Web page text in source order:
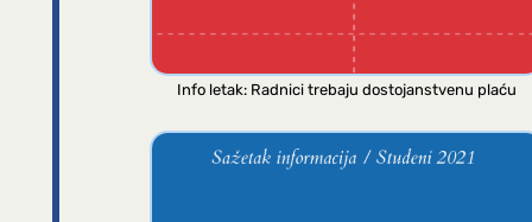
Info letak: Radnici trebaju dostojanstvenu plaću